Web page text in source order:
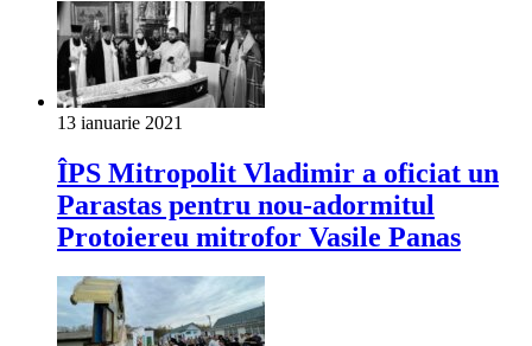
13 ianuarie 2021
ÎPS Mitropolit Vladimir a oficiat un
Parastas pentru nou-adormitul
Protoiereu mitrofor Vasile Panas